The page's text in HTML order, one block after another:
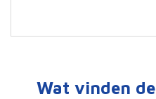
Wat vinden